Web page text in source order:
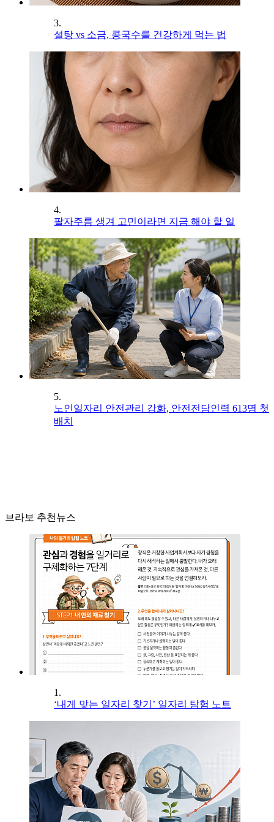
3.
설탕 vs 소금, 콩국수를 건강하게 먹는 법
4.
팔자주름 생겨 고민이라면 지금 해야 할 일
5.
노인일자리 안전관리 강화, 안전전담인력 613명 첫
배치
브라보 추천뉴스
1.
‘내게 맞는 일자리 찾기’ 일자리 탐험 노트